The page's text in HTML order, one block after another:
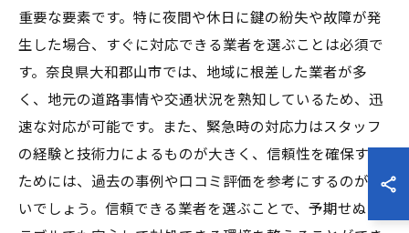
重要な要素です。特に夜間や休日に鍵の紛失や故障が発
生した場合、すぐに対応できる業者を選ぶことは必須で
す。奈良県大和郡山市では、地域に根差した業者が多
く、地元の道路事情や交通状況を熟知しているため、迅
速な対応が可能です。また、緊急時の対応力はスタッフ
の経験と技術力によるものが大きく、信頼性を確保する
ためには、過去の事例や口コミ評価を参考にするのが良
いでしょう。信頼できる業者を選ぶことで、予期せぬト